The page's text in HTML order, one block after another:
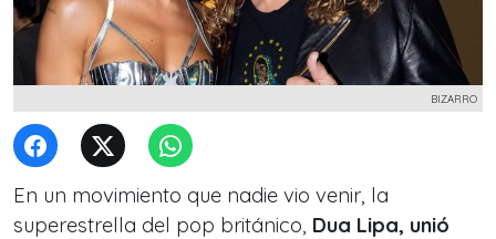
BIZARRO
En un movimiento que nadie vio venir, la
superestrella del pop británico, Dua Lipa, unió